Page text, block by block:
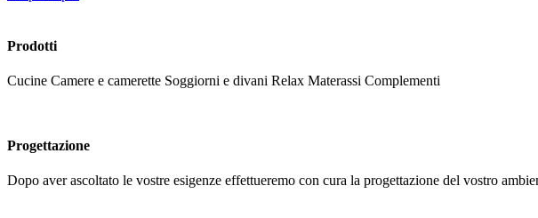
Prodotti
Cucine Camere e camerette Soggiorni e divani Relax Materassi Complementi
Progettazione
Dopo aver ascoltato le vostre esigenze effettueremo con cura la progettazione del vostro